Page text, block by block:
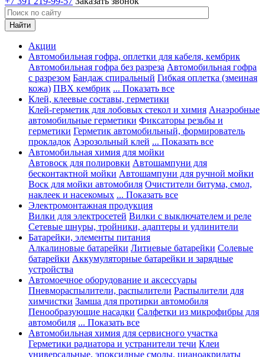
Акции
Автомобильная гофра, оплетки для кабеля, кембрик
Автомобильная гофра без разреза Автомобильная гофра
с разрезом Бандаж спиральный Гибкая оплетка (змеиная
кожа) ПВХ кембрик ... Показать все
Клей, клеевые составы, герметики
Клей-герметик для лобовых стекол и химия Анаэробные
автомобильные герметики Фиксаторы резьбы и
герметики Герметик автомобильный, формирователь
прокладок Аэрозольный клей ... Показать все
Автомобильная химия для мойки
Автовоск для полировки Автошампуни для
бесконтактной мойки Автошампуни для ручной мойки
Воск для мойки автомобиля Очистители битума, смол,
наклеек и насекомых ... Показать все
Электромонтажная продукция
Вилки для электросетей Вилки с выключателем и реле
Сетевые шнуры, тройники, адаптеры и удлинители
Батарейки, элементы питания
Алкалиновые батарейки Литиевые батарейки Солевые
батарейки Аккумуляторные батарейки и зарядные
устройства
Автомоечное оборудование и аксессуары
Пневмораспылители, распылители Распылители для
химчистки Замша для протирки автомобиля
Пенообразующие насадки Салфетки из микрофибры для
автомобиля ... Показать все
Автомобильная химия для сервисного участка
Герметики радиатора и устранители течи Клеи
универсальные, эпоксидные смолы, цианоакрилаты